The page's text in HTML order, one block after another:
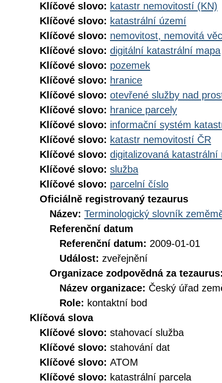
Klíčové slovo: katastr nemovitostí (KN)
Klíčové slovo: katastrální území
Klíčové slovo: nemovitost, nemovitá věc
Klíčové slovo: digitální katastrální mapa
Klíčové slovo: pozemek
Klíčové slovo: hranice
Klíčové slovo: otevřené služby nad
Klíčové slovo: hranice parcely
Klíčové slovo: informační systém
Klíčové slovo: katastr nemovitostí ČR
Klíčové slovo: digitalizovaná katastrální
Klíčové slovo: služba
Klíčové slovo: parcelní číslo
Oficiálně registrovaný tezaurus
Název: Terminologický slovník
Referenční datum
Referenční datum: 2009-01-01
Událost: zveřejnění
Organizace zodpovědná za
Název organizace: Český úřad
Role: kontaktní bod
Klíčová slova
Klíčové slovo: stahovací služba
Klíčové slovo: stahování dat
Klíčové slovo: ATOM
Klíčové slovo: katastrální parcela